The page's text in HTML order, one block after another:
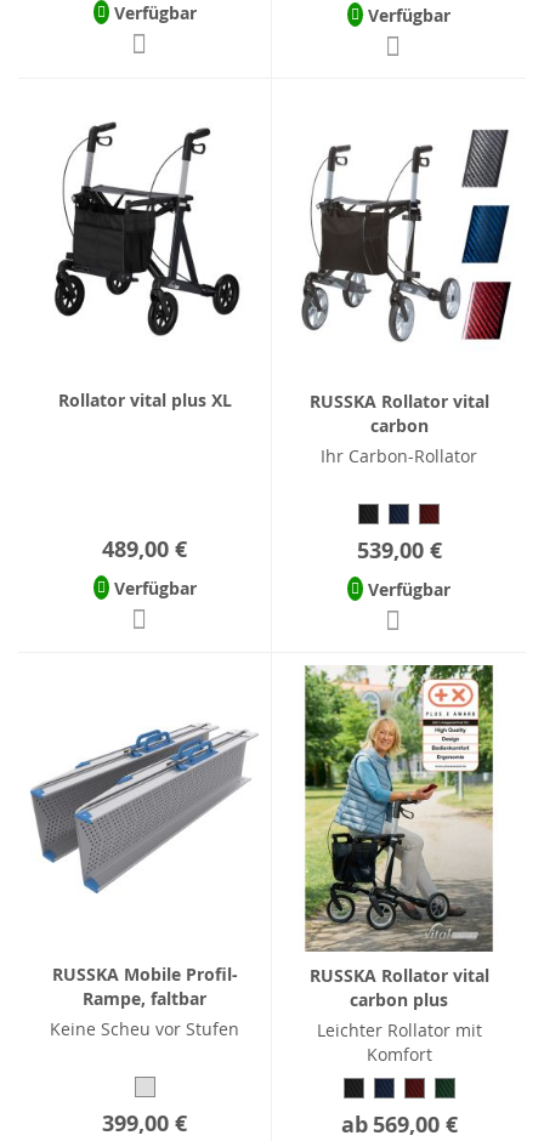
Verfügbar Verfügbar
Rollator vital plus XL
489,00 €
Verfügbar
RUSSKA Rollator vital
carbon
Ihr Carbon-Rollator
539,00 €
Verfügbar
RUSSKA Mobile Profil-
Rampe, faltbar
Keine Scheu vor Stufen
399,00 €
RUSSKA Rollator vital
carbon plus
Leichter Rollator mit
Komfort
ab 569,00 €